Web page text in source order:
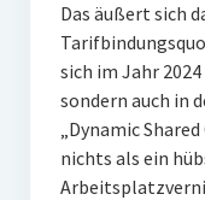
Das äußert sich
sich im Jahr
sondern auch in
„Dynamic
nichts als ein